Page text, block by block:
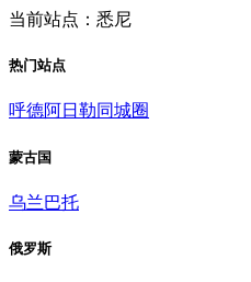
当前站点：悉尼
热门站点
呼德阿日勒同城圈
蒙古国
乌兰巴托
俄罗斯